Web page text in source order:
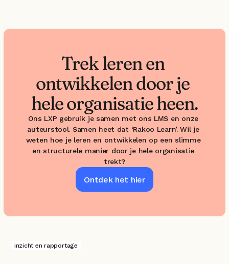
Trek leren en
ontwikkelen door je
hele organisatie heen.
Ons LXP gebruik je samen met ons LMS en onze
auteurstool. Samen heet dat ‘Rakoo Learn’. Wil je
weten hoe je leren en ontwikkelen op een slimme
en structurele manier door je hele organisatie
trekt?
Ontdek het hier
inzicht en rapportage